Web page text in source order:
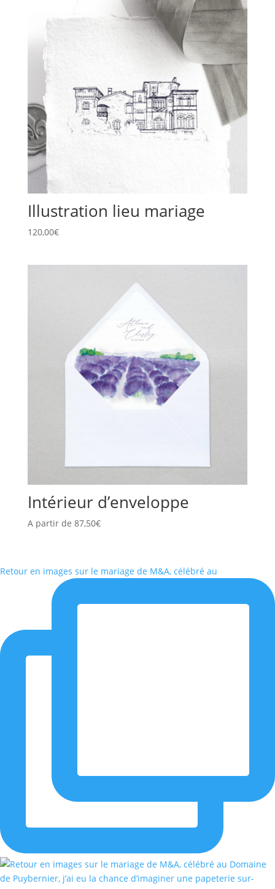
Illustration lieu mariage
120,00€
Intérieur d’enveloppe
A partir de 87,50€
Retour en images sur le mariage de M&A, célébré au